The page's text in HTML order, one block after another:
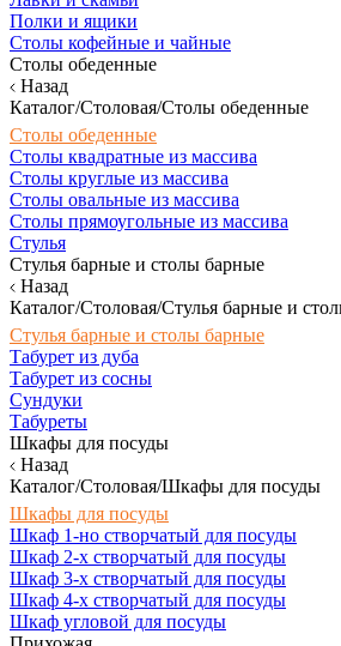
Полки и ящики
Столы кофейные и чайные
Столы обеденные
Назад
Каталог/Столовая/Столы обеденные
Столы обеденные
Столы квадратные из массива
Столы круглые из массива
Столы овальные из массива
Столы прямоугольные из массива
Стулья
Стулья барные и столы барные
Назад
Каталог/Столовая/Стулья барные и
Стулья барные и столы барные
Табурет из дуба
Табурет из сосны
Сундуки
Табуреты
Шкафы для посуды
Назад
Каталог/Столовая/Шкафы для посуды
Шкафы для посуды
Шкаф 1-но створчатый для посуды
Шкаф 2-х створчатый для посуды
Шкаф 3-х створчатый для посуды
Шкаф 4-х створчатый для посуды
Шкаф угловой для посуды